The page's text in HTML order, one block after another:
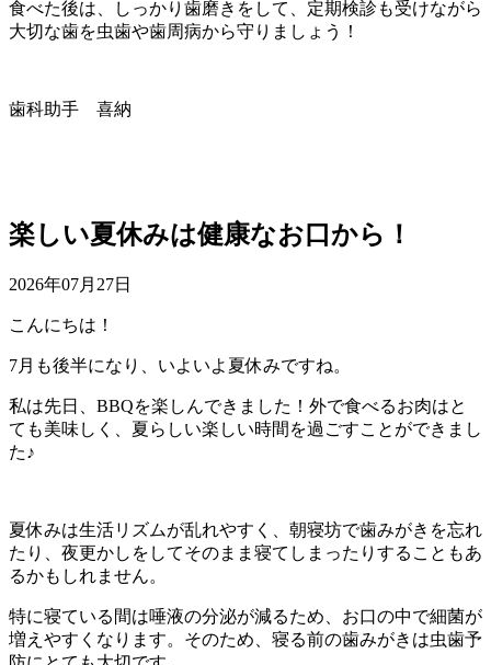
食べた後は、しっかり歯磨きをして、定期検診も受けながら
大切な歯を虫歯や歯周病から守りましょう！
歯科助手 喜納
楽しい夏休みは健康なお口から！
2026年07月27日
こんにちは！
7月も後半になり、いよいよ夏休みですね。
私は先日、BBQを楽しんできました！外で食べるお肉はと
ても美味しく、夏らしい楽しい時間を過ごすことができまし
た♪
夏休みは生活リズムが乱れやすく、朝寝坊で歯みがきを忘れ
たり、夜更かしをしてそのまま寝てしまったりすることもあ
るかもしれません。
特に寝ている間は唾液の分泌が減るため、お口の中で細菌が
増えやすくなります。そのため、寝る前の歯みがきは虫歯予